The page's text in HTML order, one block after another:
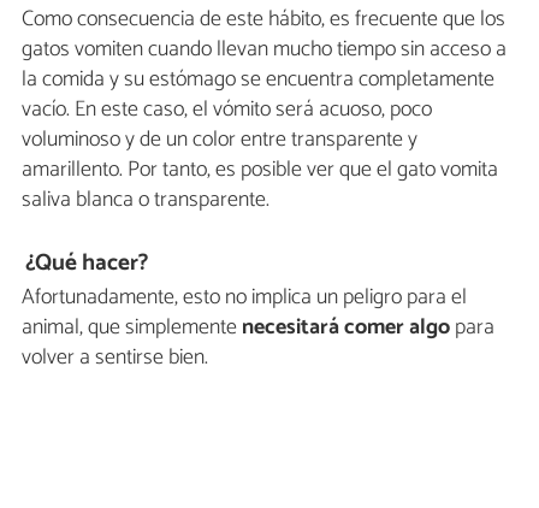
Como consecuencia de este hábito, es frecuente que los
gatos vomiten cuando llevan mucho tiempo sin acceso a
la comida y su estómago se encuentra completamente
vacío. En este caso, el vómito será acuoso, poco
voluminoso y de un color entre transparente y
amarillento. Por tanto, es posible ver que el gato vomita
saliva blanca o transparente.
¿Qué hacer?
Afortunadamente, esto no implica un peligro para el
animal, que simplementenecesitará comer algopara
volver a sentirse bien.